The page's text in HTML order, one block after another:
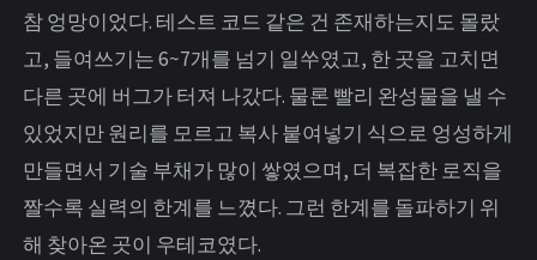
참 엉망이었다. 테스트 코드 같은 건 존재하는지도 몰랐
고, 들여쓰기는 6~7개를 넘기 일쑤였고, 한 곳을 고치면
다른 곳에 버그가 터져 나갔다. 물론 빨리 완성물을 낼 수
있었지만 원리를 모르고 복사 붙여넣기 식으로 엉성하게
만들면서 기술 부채가 많이 쌓였으며, 더 복잡한 로직을
짤수록 실력의 한계를 느꼈다. 그런 한계를 돌파하기 위
해 찾아온 곳이 우테코였다.